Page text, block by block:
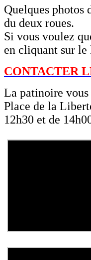
Quelques photos
du deux roues.
Si vous voulez
en cliquant sur le
CONTACTER
La patinoire
Place de la
12h30 et de